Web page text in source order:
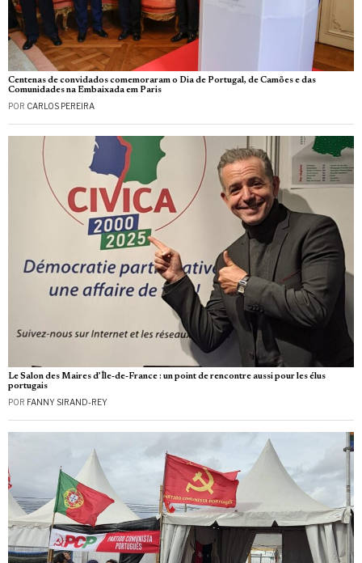
Centenas de convidados comemoraram o Dia de Portugal, de Camões e das
Comunidades na Embaixada em Paris
POR CARLOS PEREIRA
Le Salon des Maires d’Île-de-France : un point de rencontre aussi pour les élus
portugais
POR FANNY SIRAND-REY